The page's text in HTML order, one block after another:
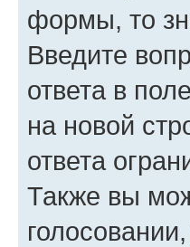
формы, то
Введите
ответа в
на новой
ответа
Также вы